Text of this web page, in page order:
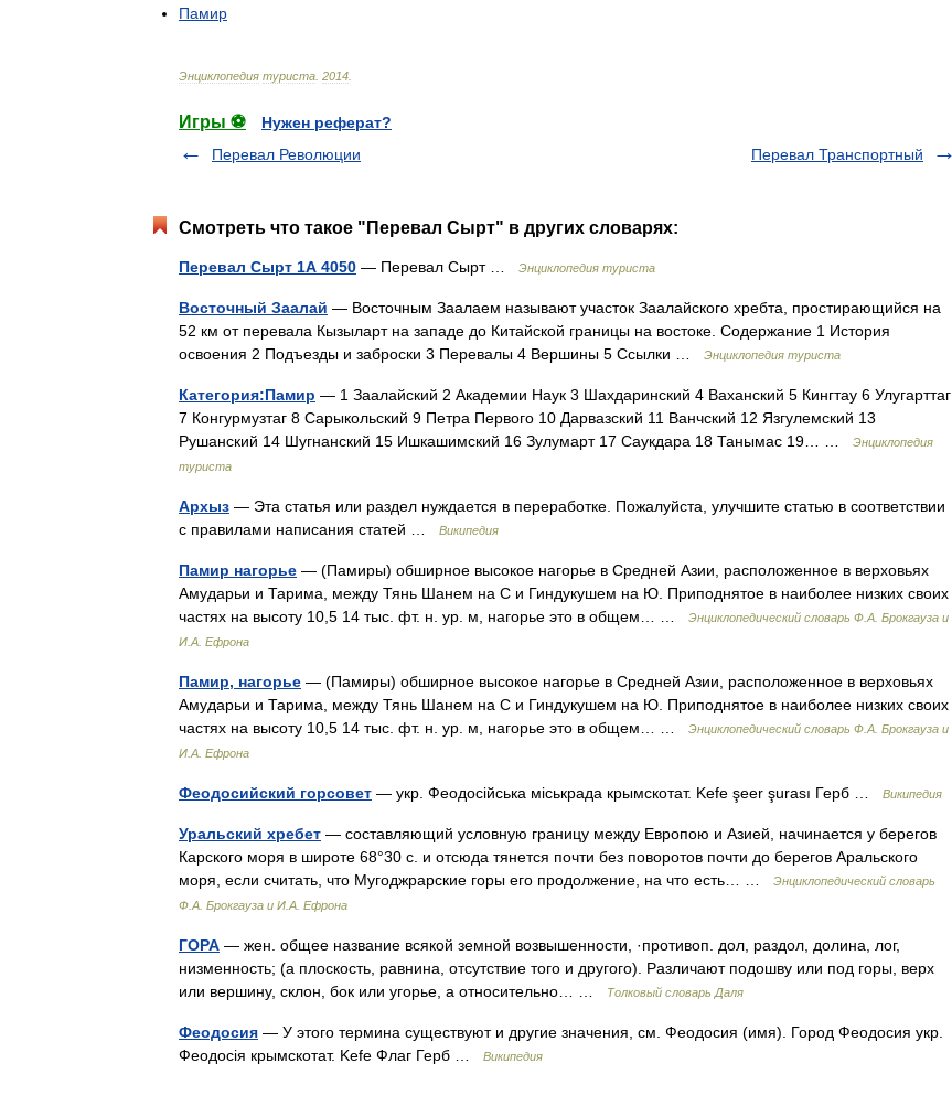
Памир
Энциклопедия туриста 2014
Игры ⚽
Нужен реферат?
Перевал Революции
Перевал Транспортный
Смотреть что такое "Перевал Сырт" в других словарях:
Перевал Сырт 1А 4050 — Перевал Сырт … Энциклопедия туриста
Восточный Заалай — Восточным Заалаем называют участок Заалайского хребта, простирающийся на
52 км от перевала Кызыларт на западе до Китайской границы на востоке. Содержание 1 История
освоения 2 Подъезды и заброски 3 Перевалы 4 Вершины 5 Ссылки …
Энциклопедия туриста
Категория:Памир — 1 Заалайский 2 Академии Наук 3 Шахдаринский 4 Ваханский 5 Кингтау 6 Улугарттаг
7 Конгурмузтаг 8 Сарыкольский 9 Петра Первого 10 Дарвазский 11 Ванчский 12 Язгулемский 13
Рушанский 14 Шугнанский 15 Ишкашимский 16 Зулумарт 17 Саукдара 18 Танымас 19… …
Энциклопедия
туриста
Архыз — Эта статья или раздел нуждается в переработке. Пожалуйста, улучшите статью в соответствии
с правилами написания статей …
Википедия
Памир нагорье — (Памиры) обширное высокое нагорье в Средней Азии, расположенное в верховьях
Амударьи и Тарима, между Тянь Шанем на С и Гиндукушем на Ю. Приподнятое в наиболее низких своих
частях на высоту 10,5 14 тыс. фт. н. ур. м, нагорье это в общем… …
Энциклопедический словарь Ф.А. Брокгауза и
И.А. Ефрона
Памир, нагорье — (Памиры) обширное высокое нагорье в Средней Азии, расположенное в верховьях
Амударьи и Тарима, между Тянь Шанем на С и Гиндукушем на Ю. Приподнятое в наиболее низких своих
частях на высоту 10,5 14 тыс. фт. н. ур. м, нагорье это в общем… …
Энциклопедический словарь Ф.А. Брокгауза и
И.А. Ефрона
Феодосийский горсовет — укр. Феодосійська міськрада крымскотат. Kefe şeer şurası Герб … Википедия
Уральский хребет — составляющий условную границу между Европою и Азией, начинается у берегов
Карского моря в широте 68°30 с. и отсюда тянется почти без поворотов почти до берегов Аральского
моря, если считать, что Мугоджрарские горы его продолжение, на что есть… …
Энциклопедический словарь
Ф.А. Брокгауза и И.А. Ефрона
ГОРА — жен. общее название всякой земной возвышенности, ·противоп. дол, раздол, долина, лог,
низменность; (а плоскость, равнина, отсутствие того и другого). Различают подошву или под горы, верх
или вершину, склон, бок или угорье, а относительно… …
Толковый словарь Даля
Феодосия — У этого термина существуют и другие значения, см. Феодосия (имя). Город Феодосия укр.
Феодосія крымскотат. Kefe Флаг Герб …
Википедия